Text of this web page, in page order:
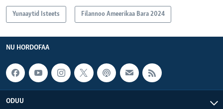
Yunaaytid Isteets Filannoo Ameerikaa Bara 2024
NU HORDOFAA
ODUU